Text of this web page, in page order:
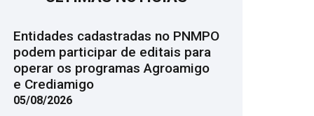
Entidades cadastradas no PNMPO
podem participar de editais para
operar os programas Agroamigo
e Crediamigo
05/08/2026